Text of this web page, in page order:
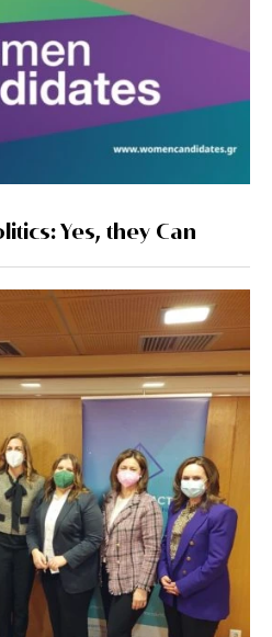
Yes, they Can